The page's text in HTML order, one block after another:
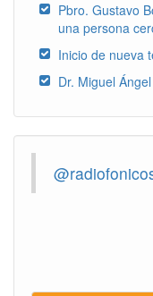
Pbro. Gustavo
una persona
Inicio de nueva
Dr. Miguel